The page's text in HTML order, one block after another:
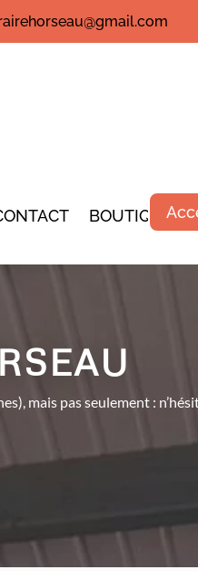
BOUTIQUE
mais pas seulement :